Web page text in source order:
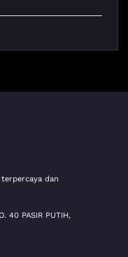
dan
40 PASIR PUTIH,